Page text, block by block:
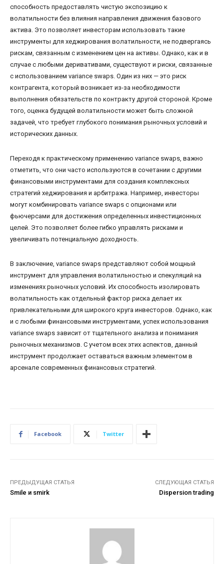
способность предоставлять чистую экспозицию к
волатильности без влияния направления движения базового
актива. Это позволяет инвесторам использовать такие
инструменты для хеджирования волатильности, не подвергаясь
рискам, связанным с изменением цен на активы. Однако, как и в
случае с любыми деривативами, существуют и риски, связанные
с использованием variance swaps. Один из них — это риск
контрагента, который возникает из-за необходимости
выполнения обязательств по контракту другой стороной. Кроме
того, оценка будущей волатильности может быть сложной
задачей, что требует глубокого понимания рыночных условий и
исторических данных.
Переходя к практическому применению variance swaps, важно
отметить, что они часто используются в сочетании с другими
финансовыми инструментами для создания комплексных
стратегий хеджирования и арбитража. Например, инвесторы
могут комбинировать variance swaps с опционами или
фьючерсами для достижения определенных инвестиционных
целей. Это позволяет более гибко управлять рисками и
увеличивать потенциальную доходность.
В заключение, variance swaps представляют собой мощный
инструмент для управления волатильностью и спекуляций на
изменениях рыночных условий. Их способность изолировать
волатильность как отдельный фактор риска делает их
привлекательными для широкого круга инвесторов. Однако, как
и с любыми финансовыми инструментами, успех использования
variance swaps зависит от тщательного анализа и понимания
рыночных механизмов. С учетом всех этих аспектов, данный
инструмент продолжает оставаться важным элементом в
арсенале современных финансовых стратегий.
Facebook Twitter
ПРЕДЫДУЩАЯ СТАТЬЯ
Smile и smirk
СЛЕДУЮЩАЯ СТАТЬЯ
Dispersion trading